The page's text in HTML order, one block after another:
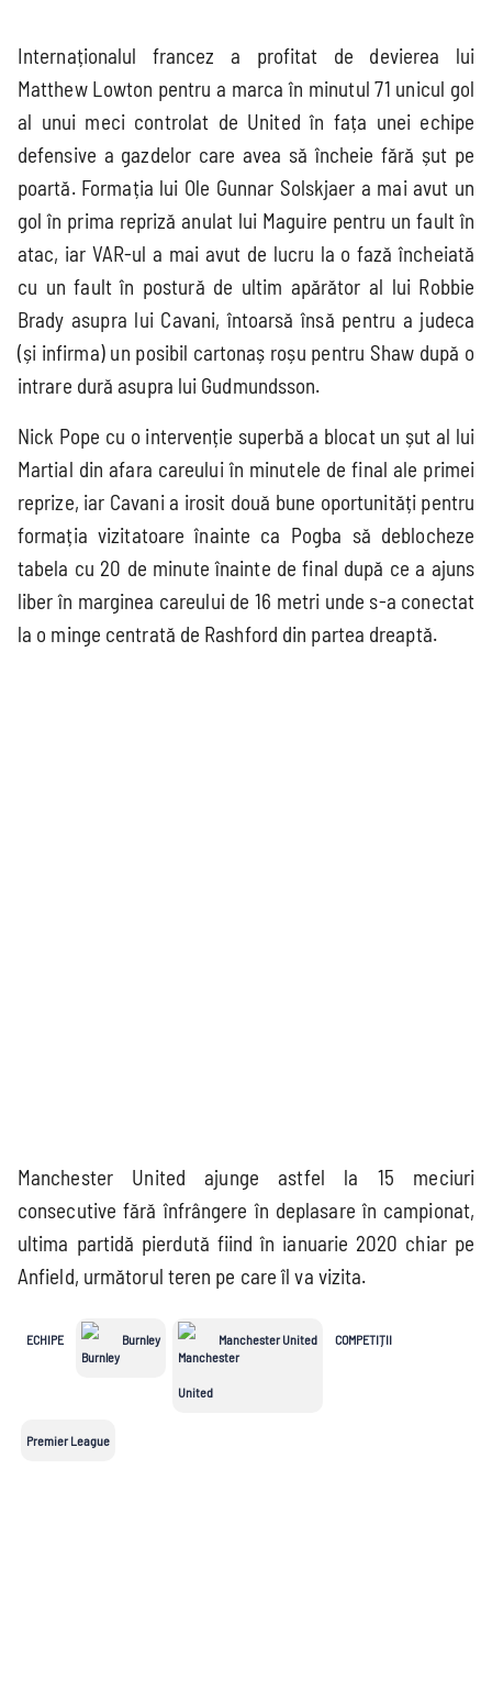
Champions
League
Echipe naționale
Mondial 2026 EURO 2024 Mondial 2022 EURO 2020
Liga
Națiunilor
Internaționalul francez a profitat de devierea lui
Matthew Lowton pentru a marca în minutul 71 unicul gol
al unui meci controlat de United în fața unei echipe
defensive a gazdelor care avea să încheie fără șut pe
poartă. Formația lui Ole Gunnar Solskjaer a mai avut un
gol în prima repriză anulat lui Maguire pentru un fault în
atac, iar VAR-ul a mai avut de lucru la o fază încheiată
cu un fault în postură de ultim apărător al lui Robbie
Brady asupra lui Cavani, întoarsă însă pentru a judeca
(și infirma) un posibil cartonaș roșu pentru Shaw după o
intrare dură asupra lui Gudmundsson.
Nick Pope cu o intervenție superbă a blocat un șut al lui
Martial din afara careului în minutele de final ale primei
reprize, iar Cavani a irosit două bune oportunități pentru
formația vizitatoare înainte ca Pogba să deblocheze
tabela cu 20 de minute înainte de final după ce a ajuns
liber în marginea careului de 16 metri unde s-a conectat
la o minge centrată de Rashford din partea dreaptă.
Manchester United ajunge astfel la 15 meciuri
consecutive fără înfrângere în deplasare în campionat,
ultima partidă pierdută fiind în ianuarie 2020 chiar pe
Anfield, următorul teren pe care îl va vizita.
ECHIPE Burnley Manchester United COMPETIȚII
Premier League